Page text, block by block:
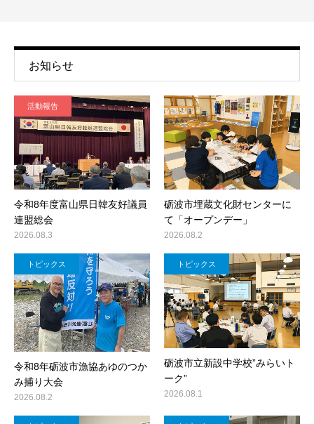
お知らせ
活動報告
令和8年度富山県日韓友好議員
連盟総会
2026.08.3
砺波市埋蔵文化財センターに
て「オープンデー」
2026.08.2
トピックス
令和8年砺波市漁協あゆのつか
み捕り大会
2026.08.2
トピックス
砺波市立新設中学校”みらいト
ーク”
2026.08.1